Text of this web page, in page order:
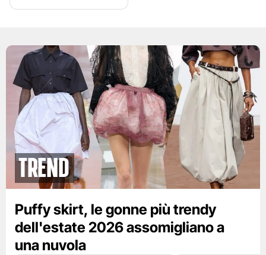
Trend
Puffy skirt, le gonne più trendy
dell'estate 2026 assomigliano a
una nuvola